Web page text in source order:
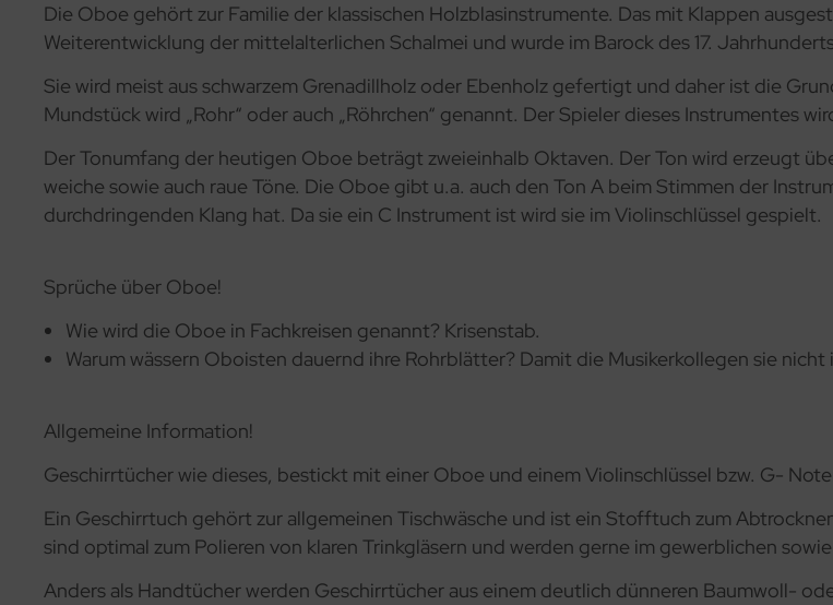
Die Oboe gehört zur Familie der klassischen Holzblasinstrumente. Das mit Klappen
Weiterentwicklung der mittelalterlichen Schalmei und wurde im Barock des 17.
Sie wird meist aus schwarzem Grenadillholz oder Ebenholz gefertigt und daher ist die
Mundstück wird „Rohr“ oder auch „Röhrchen“ genannt. Der Spieler dieses Instrumentes
Der Tonumfang der heutigen Oboe beträgt zweieinhalb Oktaven. Der Ton wird erzeugt
weiche sowie auch raue Töne. Die Oboe gibt u.a. auch den Ton A beim Stimmen der
durchdringenden Klang hat. Da sie ein C Instrument ist wird sie im Violinschlüssel gespielt.
Sprüche über Oboe!
Wie wird die Oboe in Fachkreisen genannt? Krisenstab.
Warum wässern Oboisten dauernd ihre Rohrblätter? Damit die Musikerkollegen sie
Allgemeine Information!
Geschirrtücher wie dieses, bestickt mit einer Oboe und einem Violinschlüssel bzw. G-
Ein Geschirrtuch gehört zur allgemeinen Tischwäsche und ist ein Stofftuch zum
sind optimal zum Polieren von klaren Trinkgläsern und werden gerne im gewerblichen
Anders als Handtücher werden Geschirrtücher aus einem deutlich dünneren Baumwoll-